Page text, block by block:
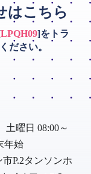
はこちら
LPQH09]をトラ
ださい。
曜日 08:00～
年始
P.2タンソンホ